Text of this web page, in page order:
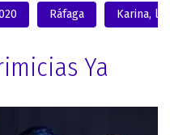
Ráfaga Karina, la
Ya